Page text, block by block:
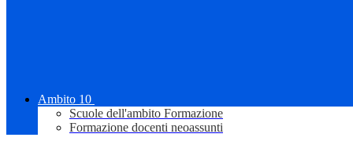
Ambito 10
Scuole dell'ambito Formazione
Formazione docenti neoassunti